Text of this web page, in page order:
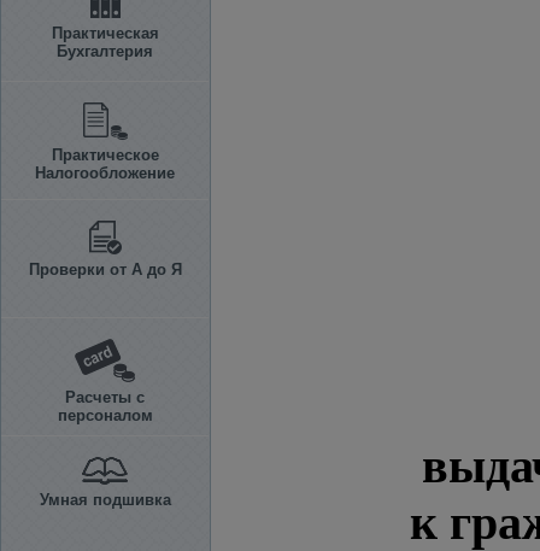
Практическая
Бухгалтерия
Практическое
Налогообложение
Проверки от А до Я
Расчеты с
персоналом
Умная подшивка
к